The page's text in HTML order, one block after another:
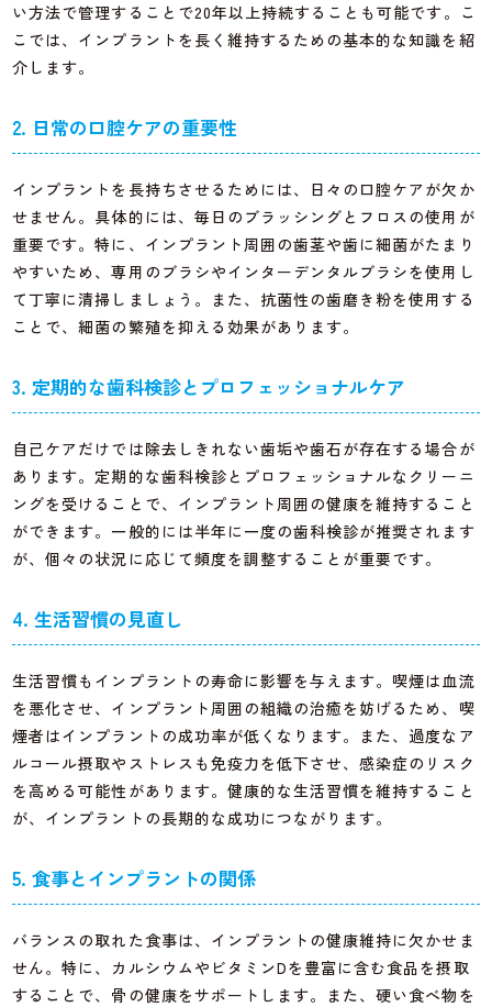
い方法で管理することで20年以上持続することも可能です。こ
こでは、インプラントを長く維持するための基本的な知識を紹
介します。
2. 日常の口腔ケアの重要性
インプラントを長持ちさせるためには、日々の口腔ケアが欠か
せません。具体的には、毎日のブラッシングとフロスの使用が
重要です。特に、インプラント周囲の歯茎や歯に細菌がたまり
やすいため、専用のブラシやインターデンタルブラシを使用し
て丁寧に清掃しましょう。また、抗菌性の歯磨き粉を使用する
ことで、細菌の繁殖を抑える効果があります。
3. 定期的な歯科検診とプロフェッショナルケア
自己ケアだけでは除去しきれない歯垢や歯石が存在する場合が
あります。定期的な歯科検診とプロフェッショナルなクリーニ
ングを受けることで、インプラント周囲の健康を維持すること
ができます。一般的には半年に一度の歯科検診が推奨されます
が、個々の状況に応じて頻度を調整することが重要です。
4. 生活習慣の見直し
生活習慣もインプラントの寿命に影響を与えます。喫煙は血流
を悪化させ、インプラント周囲の組織の治癒を妨げるため、喫
煙者はインプラントの成功率が低くなります。また、過度なア
ルコール摂取やストレスも免疫力を低下させ、感染症のリスク
を高める可能性があります。健康的な生活習慣を維持すること
が、インプラントの長期的な成功につながります。
5. 食事とインプラントの関係
バランスの取れた食事は、インプラントの健康維持に欠かせま
せん。特に、カルシウムやビタミンDを豊富に含む食品を摂取
することで、骨の健康をサポートします。また、硬い食べ物を